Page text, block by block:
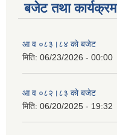
बजेट तथा कार्यक्रम
आ व ०८३।८४ को बजेट
मिति: 06/23/2026 - 00:00
आ व ०८२।८३ को बजेट
मिति: 06/20/2025 - 19:32